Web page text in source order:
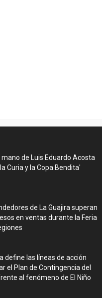
de Luis Eduardo Acosta
Curia y la Copa Bendita'
de La Guajira superan
en ventas durante la Feria
define las líneas de acción
el Plan de Contingencia del
al fenómeno de El Niño